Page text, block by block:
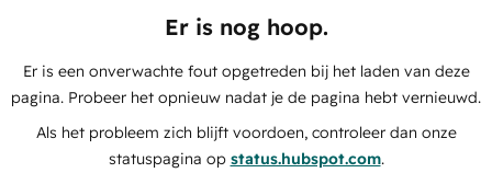
Er is nog hoop.
Er is een onverwachte fout opgetreden bij het laden van deze
pagina. Probeer het opnieuw nadat je de pagina hebt vernieuwd.
Als het probleem zich blijft voordoen, controleer dan onze
statuspagina op status.hubspot.com.